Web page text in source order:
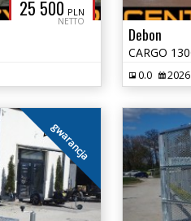
25 500 PLN
NETTO
Debon
0.0 2026
gwarancja